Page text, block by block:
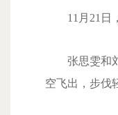
11月21日
张思雯和
空飞出，步伐